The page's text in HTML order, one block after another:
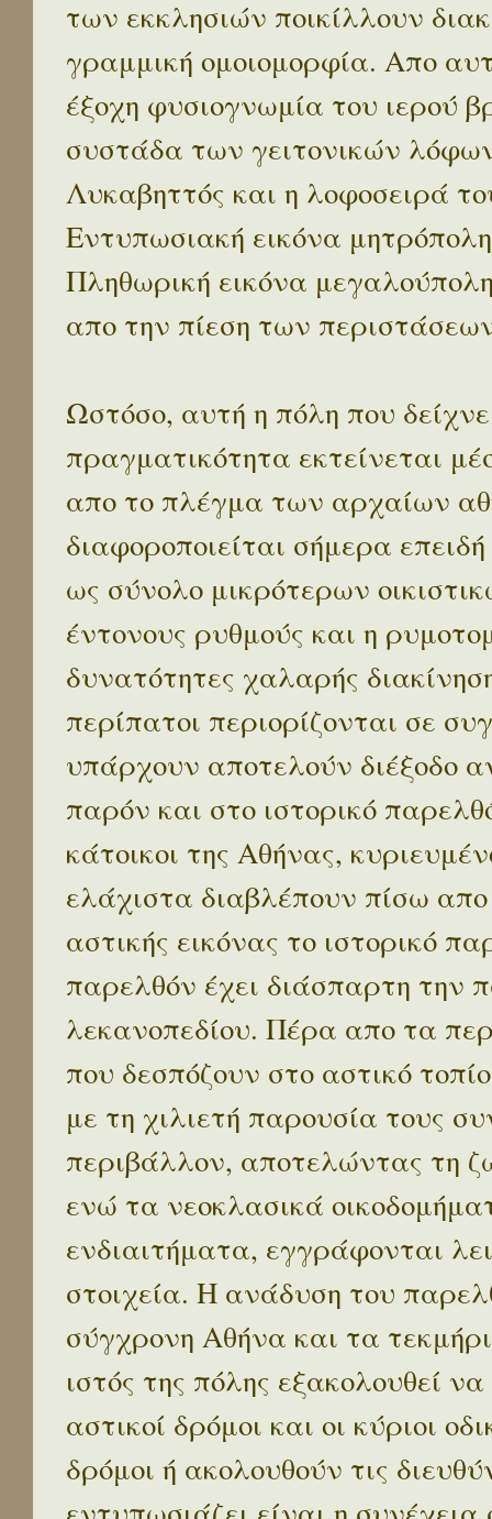
των εκκλησιών ποικίλλουν
γραμμική ομοιομορφία. Απο
έξοχη φυσιογνωμία του ιερού
συστάδα των γειτονικών
Λυκαβηττός και η λοφοσειρά
Εντυπωσιακή εικόνα
Πληθωρική εικόνα
απο την πίεση των
Ωστόσο, αυτή η πόλη που
πραγματικότητα εκτείνεται
απο το πλέγμα των αρχαίων
διαφοροποιείται σήμερα
ως σύνολο μικρότερων
έντονους ρυθμούς και η
δυνατότητες χαλαρής
περίπατοι περιορίζονται σε
υπάρχουν αποτελούν διέξοδο
παρόν και στο ιστορικό
κάτοικοι της Αθήνας,
ελάχιστα διαβλέπουν πίσω
αστικής εικόνας το ιστορικό
παρελθόν έχει διάσπαρτη την
λεκανοπεδίου. Πέρα απο τα
που δεσπόζουν στο αστικό
με τη χιλιετή παρουσία τους
περιβάλλον, αποτελώντας τη
ενώ τα νεοκλασικά
ενδιαιτήματα, εγγράφονται
στοιχεία. Η ανάδυση του
σύγχρονη Αθήνα και τα
ιστός της πόλης εξακολουθεί
αστικοί δρόμοι και οι κύριοι
δρόμοι ή ακολουθούν τις